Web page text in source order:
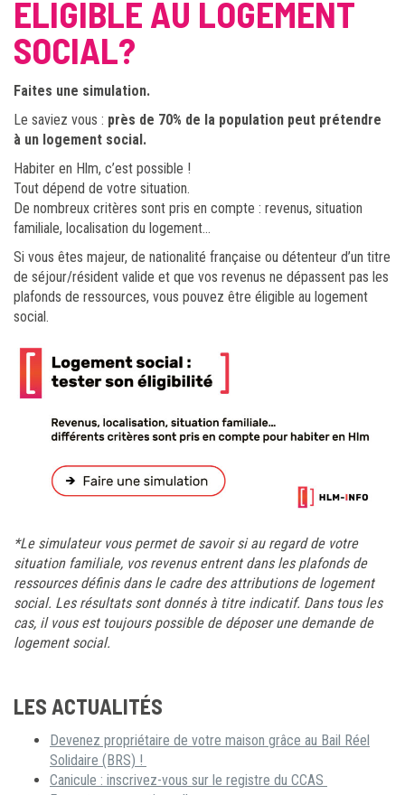
ELIGIBLE AU LOGEMENT
SOCIAL?
Faites une simulation.
Le saviez vous : près de 70% de la population peut prétendre
à un logement social.
Habiter en Hlm, c’est possible !
Tout dépend de votre situation.
De nombreux critères sont pris en compte : revenus, situation
familiale, localisation du logement…
Si vous êtes majeur, de nationalité française ou détenteur d’un titre
de séjour/résident valide et que vos revenus ne dépassent pas les
plafonds de ressources, vous pouvez être éligible au logement
social.
*Le simulateur vous permet de savoir si au regard de votre
situation familiale, vos revenus entrent dans les plafonds de
ressources définis dans le cadre des attributions de logement
social. Les résultats sont donnés à titre indicatif. Dans tous les
cas, il vous est toujours possible de déposer une demande de
logement social.
LES ACTUALITÉS
Devenez propriétaire de votre maison grâce au Bail Réel
Solidaire (BRS) !
Canicule : inscrivez-vous sur le registre du CCAS